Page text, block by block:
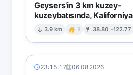
Geysers'in 3 km kuzey-
kuzeybatısında, Kaliforniya
3.9 km I 38.80, -122.77
23:15:17 06.08.2026